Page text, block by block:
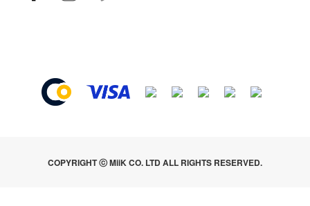
COPYRIGHT ⓒ MiiK CO. LTD ALL RIGHTS RESERVED.